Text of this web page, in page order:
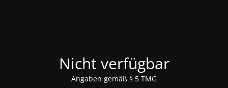
Nicht verfügbar
Angaben gemäß § 5 TMG